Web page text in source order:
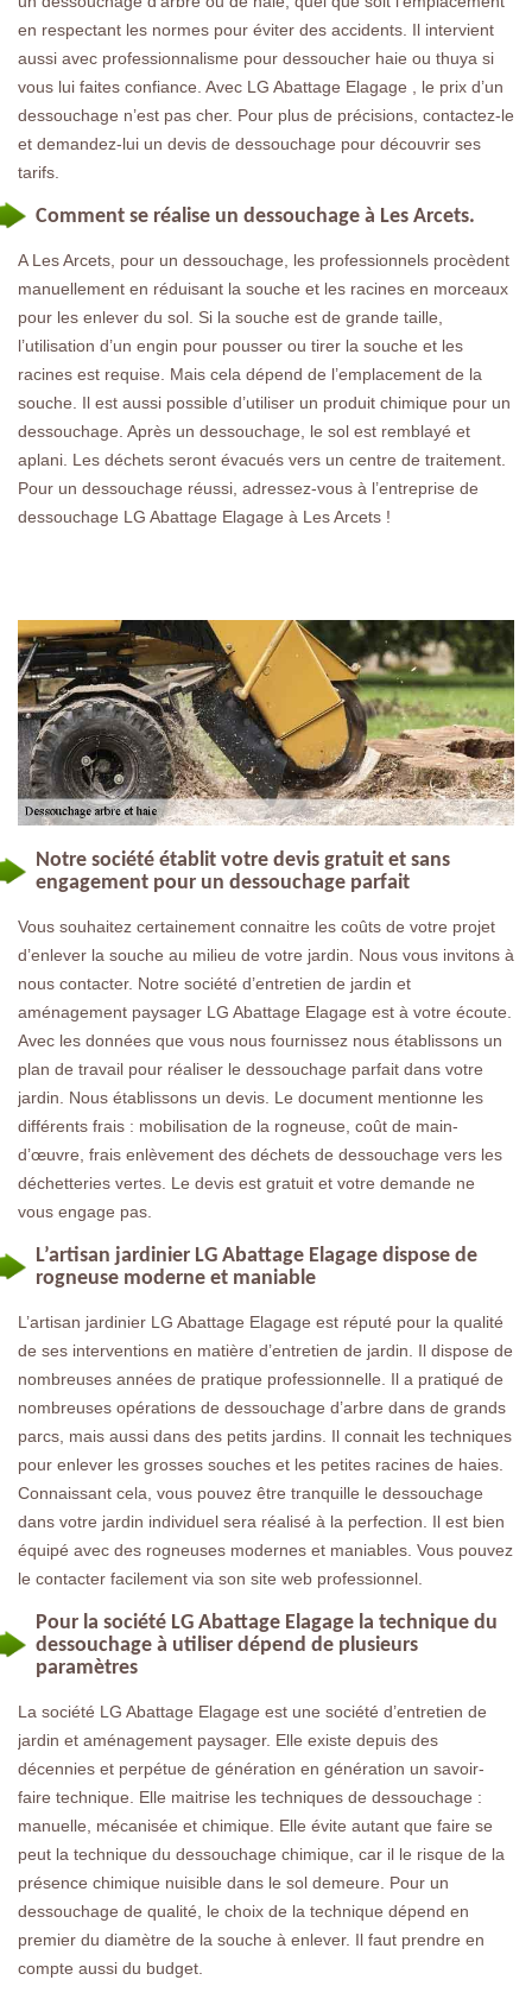
en respectant les normes pour éviter des accidents. Il intervient
aussi avec professionnalisme pour dessoucher haie ou thuya si
vous lui faites confiance. Avec LG Abattage Elagage , le prix d’un
dessouchage n’est pas cher. Pour plus de précisions, contactez-le
et demandez-lui un devis de dessouchage pour découvrir ses
tarifs.
Comment se réalise un dessouchage à Les Arcets.
A Les Arcets, pour un dessouchage, les professionnels procèdent
manuellement en réduisant la souche et les racines en morceaux
pour les enlever du sol. Si la souche est de grande taille,
l’utilisation d’un engin pour pousser ou tirer la souche et les
racines est requise. Mais cela dépend de l’emplacement de la
souche. Il est aussi possible d’utiliser un produit chimique pour un
dessouchage. Après un dessouchage, le sol est remblayé et
aplani. Les déchets seront évacués vers un centre de traitement.
Pour un dessouchage réussi, adressez-vous à l’entreprise de
dessouchage LG Abattage Elagage à Les Arcets !
Notre société établit votre devis gratuit et sans
engagement pour un dessouchage parfait
Vous souhaitez certainement connaitre les coûts de votre projet
d’enlever la souche au milieu de votre jardin. Nous vous invitons à
nous contacter. Notre société d’entretien de jardin et
aménagement paysager LG Abattage Elagage est à votre écoute.
Avec les données que vous nous fournissez nous établissons un
plan de travail pour réaliser le dessouchage parfait dans votre
jardin. Nous établissons un devis. Le document mentionne les
différents frais : mobilisation de la rogneuse, coût de main-
d’œuvre, frais enlèvement des déchets de dessouchage vers les
déchetteries vertes. Le devis est gratuit et votre demande ne
vous engage pas.
L’artisan jardinier LG Abattage Elagage dispose de
rogneuse moderne et maniable
L’artisan jardinier LG Abattage Elagage est réputé pour la qualité
de ses interventions en matière d’entretien de jardin. Il dispose de
nombreuses années de pratique professionnelle. Il a pratiqué de
nombreuses opérations de dessouchage d’arbre dans de grands
parcs, mais aussi dans des petits jardins. Il connait les techniques
pour enlever les grosses souches et les petites racines de haies.
Connaissant cela, vous pouvez être tranquille le dessouchage
dans votre jardin individuel sera réalisé à la perfection. Il est bien
équipé avec des rogneuses modernes et maniables. Vous pouvez
le contacter facilement via son site web professionnel.
Pour la société LG Abattage Elagage la technique du
dessouchage à utiliser dépend de plusieurs
paramètres
La société LG Abattage Elagage est une société d’entretien de
jardin et aménagement paysager. Elle existe depuis des
décennies et perpétue de génération en génération un savoir-
faire technique. Elle maitrise les techniques de dessouchage :
manuelle, mécanisée et chimique. Elle évite autant que faire se
peut la technique du dessouchage chimique, car il le risque de la
présence chimique nuisible dans le sol demeure. Pour un
dessouchage de qualité, le choix de la technique dépend en
premier du diamètre de la souche à enlever. Il faut prendre en
compte aussi du budget.